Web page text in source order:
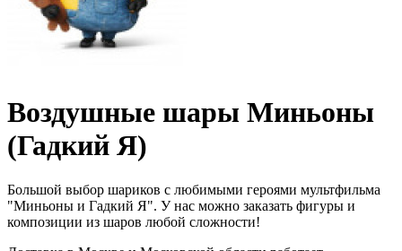
Воздушные шары Миньоны
(Гадкий Я)
Большой выбор шариков с любимыми героями мультфильма
"Миньоны и Гадкий Я". У нас можно заказать фигуры и
композиции из шаров любой сложности!